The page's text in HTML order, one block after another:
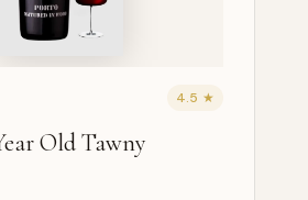
4.5 ★
Old Tawny